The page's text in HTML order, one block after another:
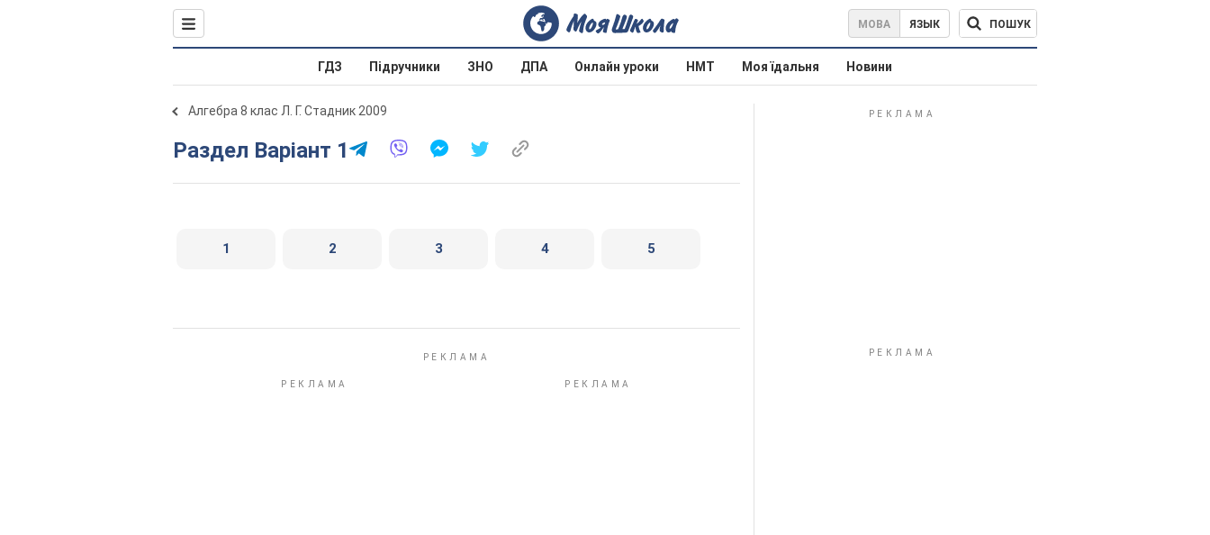
МОВА ЯЗЫК ПОШУК
ГДЗ Підручники ЗНО ДПА Онлайн уроки НМТ Моя їдальня Новини
Алгебра 8 клас Л. Г. Стадник 2009
Раздел Варіант 1
1 2 3 4 5